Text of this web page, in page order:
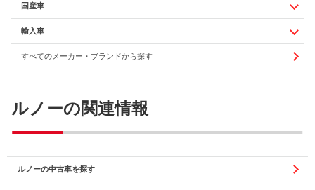
国産車
輸入車
すべてのメーカー・ブランドから探す
ルノーの関連情報
ルノーの中古車を探す